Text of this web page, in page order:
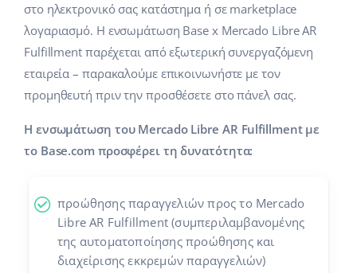
Whitepaper
Εκτιμητής ROI
Προγράμματα συνεργασίας
Επικοινωνία
Français
Italiano
polski
português (BR)
中文
στο ηλεκτρονικό σας κατάστημα ή σε marketplace
λογαριασμό. Η ενσωμάτωση Base x Mercado Libre AR
Fulfillment παρέχεται από εξωτερική συνεργαζόμενη
εταιρεία – παρακαλούμε επικοινωνήστε με τον
προμηθευτή πριν την προσθέσετε στο πάνελ σας.
Η ενσωμάτωση του Mercado Libre AR Fulfillment με
το Base.com προσφέρει τη δυνατότητα:
προώθησης παραγγελιών προς το Mercado
Libre AR Fulfillment (συμπεριλαμβανομένης
της αυτοματοποίησης προώθησης και
διαχείρισης εκκρεμών παραγγελιών)